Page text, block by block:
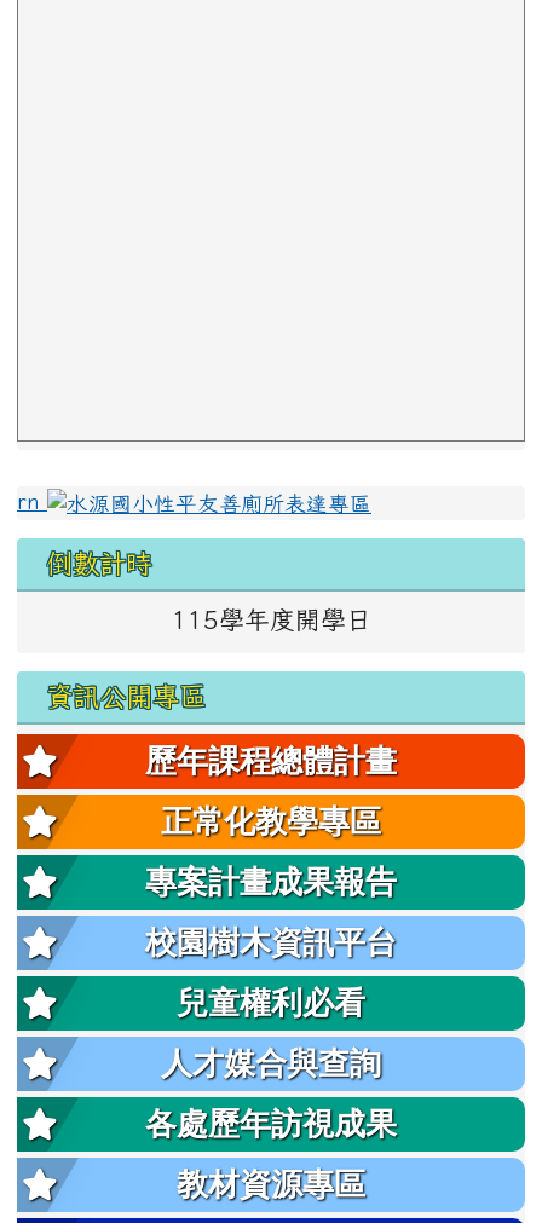
左邊區域內容
rn
倒數計時
115學年度開學日
資訊公開專區
歷年課程總體計畫
正常化教學專區
專案計畫成果報告
校園樹木資訊平台
兒童權利必看
人才媒合與查詢
各處歷年訪視成果
教材資源專區